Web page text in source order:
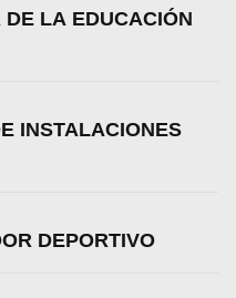
LA EDUCACIÓN
INSTALACIONES
DEPORTIVO